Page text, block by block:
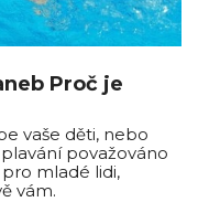
Proč je
vaše děti, nebo
považováno
mladé lidi,
vám.